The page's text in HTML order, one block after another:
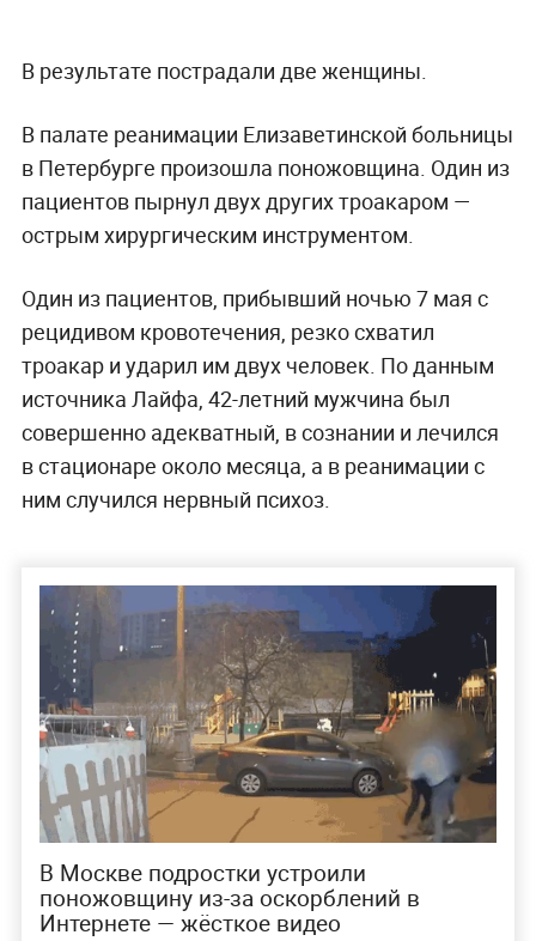
В результате пострадали две женщины.
В палате реанимации Елизаветинской больницы
в Петербурге произошла поножовщина. Один из
пациентов пырнул двух других троакаром —
острым хирургическим инструментом.
Один из пациентов, прибывший ночью 7 мая с
рецидивом кровотечения, резко схватил
троакар и ударил им двух человек. По данным
источника Лайфа, 42-летний мужчина был
совершенно адекватный, в сознании и лечился
в стационаре около месяца, а в реанимации с
ним случился нервный психоз.
В Москве подростки устроили
поножовщину из-за оскорблений в
Интернете — жёсткое видео